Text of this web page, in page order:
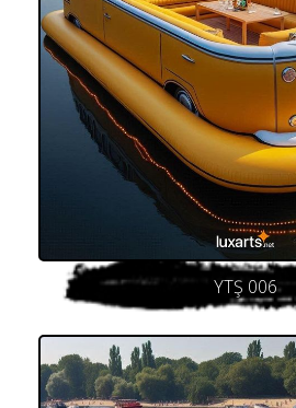
YTŞ 006